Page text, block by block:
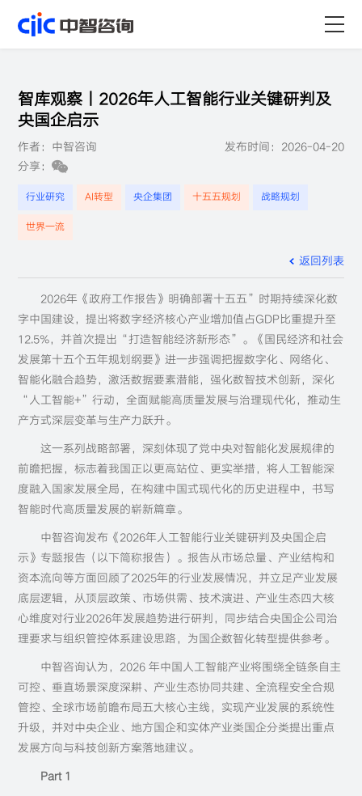
服务
行业
资源
关于
职业
智库观察丨2026年人工智能行业关键研判及
央国企启示
作者：中智咨询
发布时间：2026-04-20
分享：
行业研究 AI转型 央企集团 十五五规划 战略规划
世界一流
返回列表
2026年《政府工作报告》明确部署十五五”时期持续深化数
字中国建设，提出将数字经济核心产业增加值占GDP比重提升至
12.5%，并首次提出“打造智能经济新形态”。《国民经济和社会
发展第十五个五年规划纲要》进一步强调把握数字化、网络化、
智能化融合趋势，激活数据要素潜能，强化数智技术创新，深化
“人工智能+”行动，全面赋能高质量发展与治理现代化，推动生
产方式深层变革与生产力跃升。
这一系列战略部署，深刻体现了党中央对智能化发展规律的
前瞻把握，标志着我国正以更高站位、更实举措，将人工智能深
度融入国家发展全局，在构建中国式现代化的历史进程中，书写
智能时代高质量发展的崭新篇章。
中智咨询发布《2026年人工智能行业关键研判及央国企启
示》专题报告（以下简称报告）。报告从市场总量、产业结构和
资本流向等方面回顾了2025年的行业发展情况，并立足产业发展
底层逻辑，从顶层政策、市场供需、技术演进、产业生态四大核
心维度对行业2026年发展趋势进行研判，同步结合央国企公司治
理要求与组织管控体系建设思路，为国企数智化转型提供参考。
中智咨询认为，2026 年中国人工智能产业将围绕全链条自主
可控、垂直场景深度深耕、产业生态协同共建、全流程安全合规
管控、全球市场前瞻布局五大核心主线，实现产业发展的系统性
升级，并对中央企业、地方国企和实体产业类国企分类提出重点
发展方向与科技创新方案落地建议。
Part 1